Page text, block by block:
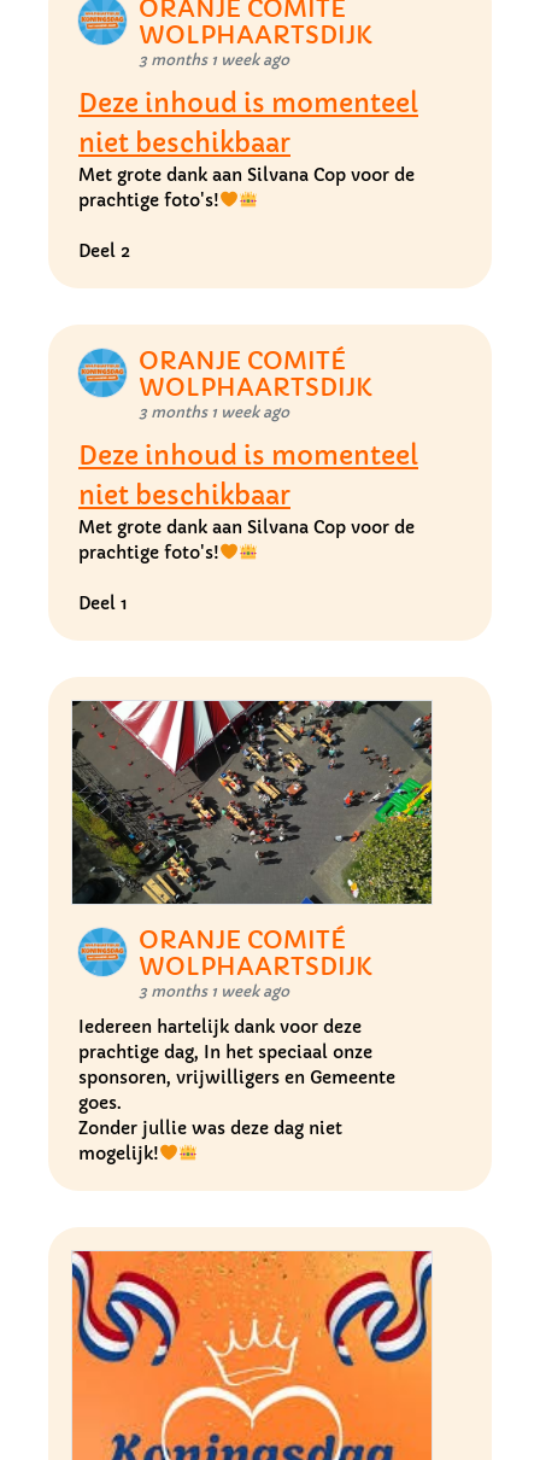
ORANJE COMITÉ
WOLPHAARTSDIJK
3 months 1 week ago
Deze inhoud is momenteel
niet beschikbaar
Met grote dank aan Silvana Cop voor de
prachtige foto's!
Deel 2
ORANJE COMITÉ
WOLPHAARTSDIJK
3 months 1 week ago
Deze inhoud is momenteel
niet beschikbaar
Met grote dank aan Silvana Cop voor de
prachtige foto's!
Deel 1
ORANJE COMITÉ
WOLPHAARTSDIJK
3 months 1 week ago
Iedereen hartelijk dank voor deze
prachtige dag, In het speciaal onze
sponsoren, vrijwilligers en Gemeente
goes.
Zonder jullie was deze dag niet
mogelijk!